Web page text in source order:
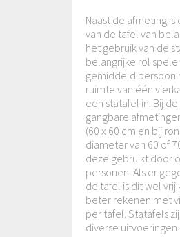
Naast de afmeting
van de tafel van
het gebruik van de
belangrijke rol
gemiddeld persoon
ruimte van één
een statafel in. Bij
gangbare
(60 x 60 cm en bij
diameter van 60 of
deze gebruikt door
personen. Als er
de tafel is dit wel vrij
beter rekenen met
per tafel. Statafels
diverse uitvoeringen